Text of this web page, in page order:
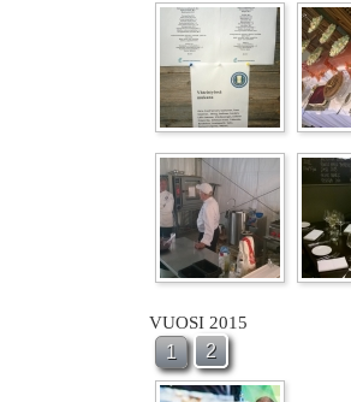
VUOSI 2015
1 2